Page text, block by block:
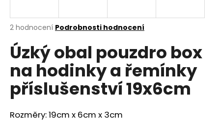
Průměrné
produktu
je
5
hvězdiček.
2 hodnocení Podrobnosti hodnocení
Úzký obal pouzdro box
na hodinky a řemínky
příslušenství 19x6cm
Rozměry: 19cm x 6cm x 3cm
j
t
?
HLEDAT